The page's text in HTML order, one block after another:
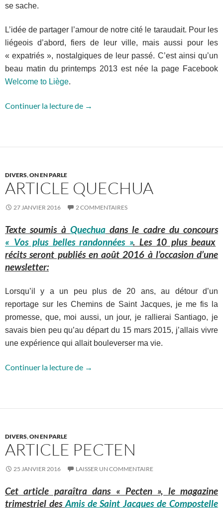
se sache.
L’idée de partager l’amour de notre cité le taraudait. Pour les
liégeois d’abord, fiers de leur ville, mais aussi pour les
« expatriés », nostalgiques de leur passé. C’est ainsi qu’un
beau matin du printemps 2013 est née la page Facebook
Welcome to Liège.
Continuer la lecture de Welcome to Liège
→
DIVERS,ON EN PARLE
ARTICLE QUECHUA
27 JANVIER 2016 2 COMMENTAIRES
Texte soumis à Quechuadans le cadre du concours
« Vos plus belles randonnées ». Les 10 plus beaux
récits seront publiés en août 2016 à l’occasion d’une
newsletter:
Lorsqu’il y a un peu plus de 20 ans, au détour d’un
reportage sur les Chemins de Saint Jacques, je me fis la
promesse, que, moi aussi, un jour, je rallierai Santiago, je
savais bien peu qu’au départ du 15 mars 2015, j’allais vivre
une expérience qui allait bouleverser ma vie.
Continuer la lecture de Article Quechua
→
DIVERS,ON EN PARLE
ARTICLE PECTEN
25 JANVIER 2016 LAISSER UN COMMENTAIRE
Cet article paraîtra dans « Pecten », le magazine
trimestriel des Amis de Saint Jacques de Compostelle